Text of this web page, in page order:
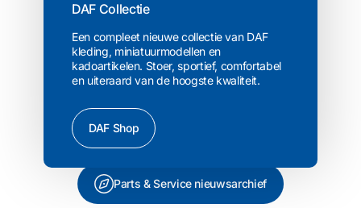
DAF Collectie
Een compleet nieuwe collectie van DAF
kleding, miniatuurmodellen en
kadoartikelen. Stoer, sportief, comfortabel
en uiteraard van de hoogste kwaliteit.
DAF Shop
Parts & Service nieuwsarchief